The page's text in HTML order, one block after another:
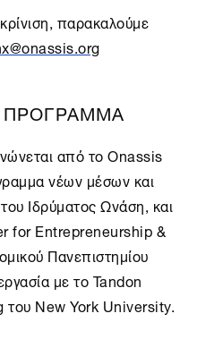
παρακαλούμε
ΠΡΟΓΡΑΜΜΑ
από το Onassis
νέων μέσων και
Ιδρύματος Ωνάση, και
for Entrepreneurship &
Πανεπιστημίου
με το Tandon
New York University.